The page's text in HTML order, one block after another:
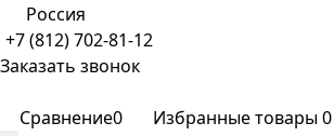
Россия
+7 (812) 702-81-12
Заказать звонок
Сравнение0 Избранные товары0